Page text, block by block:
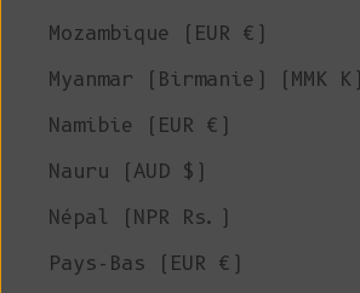
Mozambique (EUR €)
Myanmar (Birmanie) (MMK K)
Namibie (EUR €)
Nauru (AUD $)
Népal (NPR Rs.)
Pays-Bas (EUR €)